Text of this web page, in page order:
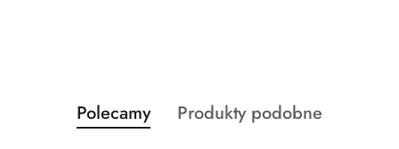
Pomiń karuzelę produktów
Produkty
o
Polecamy
Produkty
Produkty podobne